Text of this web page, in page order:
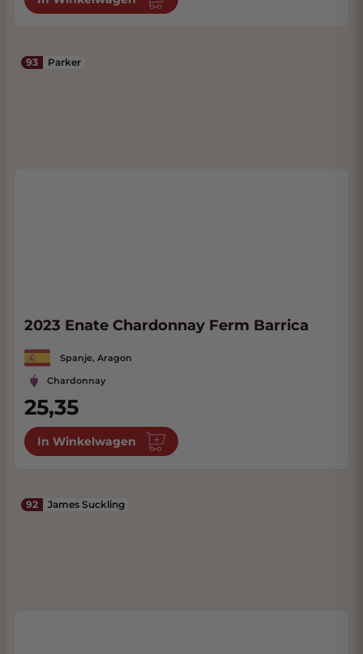
93 Parker
2023 Enate Chardonnay Ferm Barrica
Spanje, Aragon
Chardonnay
25,35
In Winkelwagen
92 James Suckling